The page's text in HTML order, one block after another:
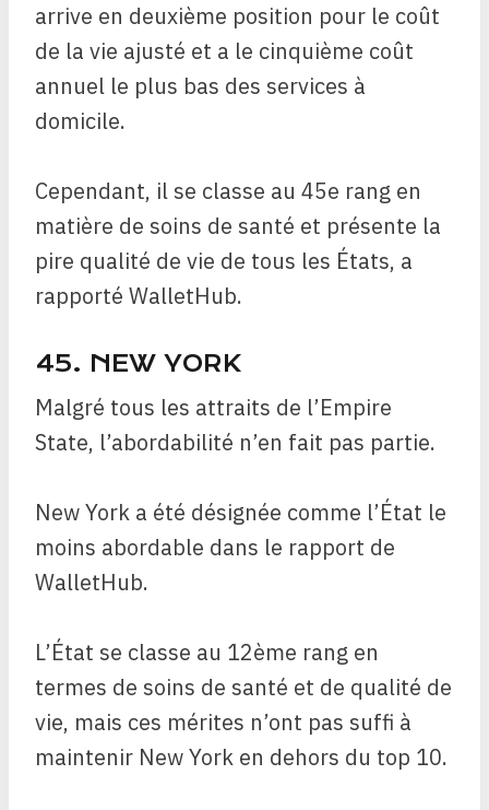
arrive en deuxième position pour le coût
de la vie ajusté et a le cinquième coût
annuel le plus bas des services à
domicile.
Cependant, il se classe au 45e rang en
matière de soins de santé et présente la
pire qualité de vie de tous les États, a
rapporté WalletHub.
45. NEW YORK
Malgré tous les attraits de l’Empire
State, l’abordabilité n’en fait pas partie.
New York a été désignée comme l’État le
moins abordable dans le rapport de
WalletHub.
L’État se classe au 12ème rang en
termes de soins de santé et de qualité de
vie, mais ces mérites n’ont pas suffi à
maintenir New York en dehors du top 10.